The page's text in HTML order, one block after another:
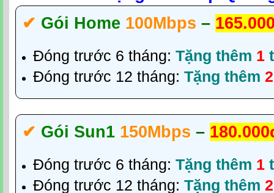
✔‎ Gói Home 100Mbps –
Đóng trước 6 tháng: Tặng thêm 1
Đóng trước 12 tháng: Tặng thêm 2
✔‎ Gói Sun1 150Mbps –
Đóng trước 6 tháng: Tặng thêm 1
Đóng trước 12 tháng: Tặng thêm 2